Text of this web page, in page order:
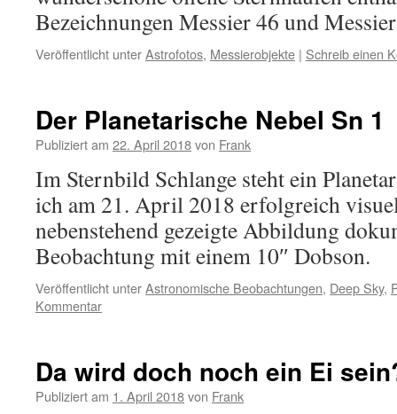
Bezeichnungen Messier 46 und
Veröffentlicht unterAstrofotos, Messierobjekte | Schreib einen
Der Planetarische Nebel Sn 1
Publiziert am 22. April 2018von Frank
Im Sternbild Schlange steht ein
ich am 21. April 2018 erfolgreich
nebenstehend gezeigte Abbildung
Beobachtung mit einem 10″ Dobson.
Veröffentlicht unterAstronomische Beobachtungen, Deep Sky,
Kommentar
Da wird doch noch ein Ei
Publiziert am 1. April 2018von Frank